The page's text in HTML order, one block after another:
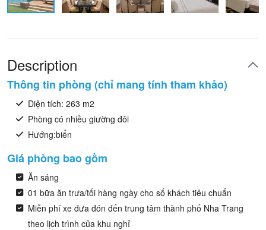
Description
Thông tin phòng (chỉ mang tính tham khảo)
Diện tích: 263 m2
Phòng có nhiều giường đôi
Hướng:biển
Giá phòng bao gồm
Ăn sáng
01 bữa ăn trưa/tối hàng ngày cho số khách tiêu chuẩn
Miễn phí xe đưa đón đến trung tâm thành phố Nha Trang
theo lịch trình của khu nghỉ